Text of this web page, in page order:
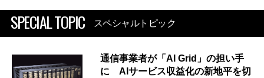
SPECIAL TOPIC スペシャルトピック
通信事業者が「AI Grid」の担い手
に AIサービス収益化の新地平を切